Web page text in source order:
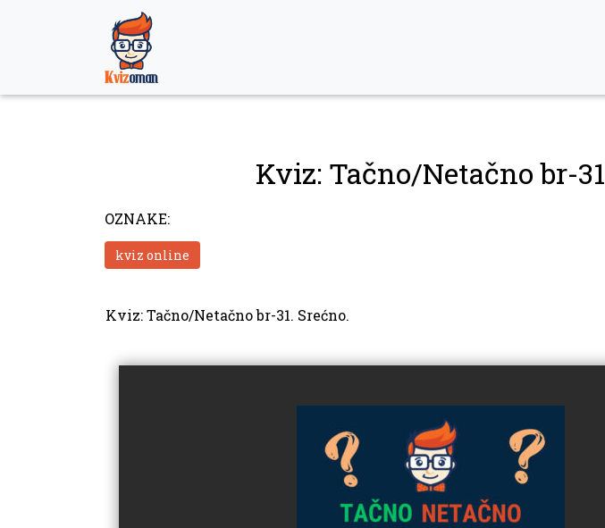
Kviz: Tačno/Netačno br-31
OZNAKE:
kviz online
Kviz: Tačno/Netačno br-31. Srećno.